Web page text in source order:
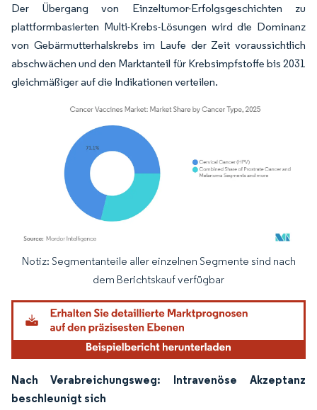
Der Übergang von Einzeltumor-Erfolgsgeschichten zu
plattformbasierten Multi-Krebs-Lösungen wird die Dominanz
von Gebärmutterhalskrebs im Laufe der Zeit voraussichtlich
abschwächen und den Marktanteil für Krebsimpfstoffe bis 2031
gleichmäßiger auf die Indikationen verteilen.
Bild © Mordor Intelligence. Wiederverwendung erfordert Namensnennung
Notiz: Segmentanteile aller einzelnen Segmente sind nach
dem Berichtskauf verfügbar
Nach Verabreichungsweg: Intravenöse Akzeptanz
beschleunigt sich